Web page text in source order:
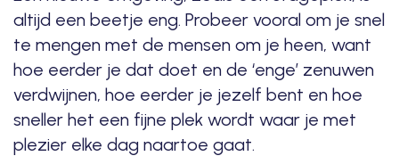
altijd een beetje eng. Probeer vooral om je snel
te mengen met de mensen om je heen, want
hoe eerder je dat doet en de ‘enge’ zenuwen
verdwijnen, hoe eerder je jezelf bent en hoe
sneller het een fijne plek wordt waar je met
plezier elke dag naartoe gaat.